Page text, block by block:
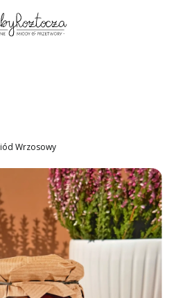
Zobacz szczegóły
Wrzosowy